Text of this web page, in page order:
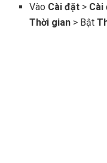
Vào Cài đặt > Cài
Thời gian > Bật